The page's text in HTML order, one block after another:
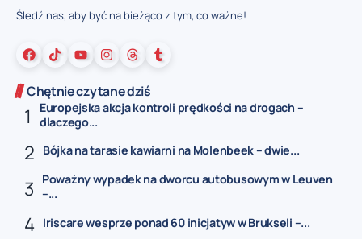
Śledź nas, aby być na bieżąco z tym, co ważne!
Chętnie czytane dziś
Europejska akcja kontroli prędkości na drogach –
dlaczego...
Bójka na tarasie kawiarni na Molenbeek – dwie...
Poważny wypadek na dworcu autobusowym w Leuven
–...
Iriscare wesprze ponad 60 inicjatyw w Brukseli –...